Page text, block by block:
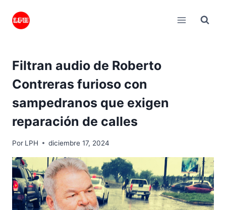
Filtran audio de Roberto
Contreras furioso con
sampedranos que exigen
reparación de calles
Por LPH diciembre 17, 2024